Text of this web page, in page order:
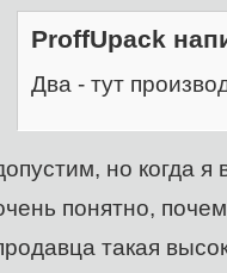
ProffUpack
Два - тут
но когда я
понятно,
такая